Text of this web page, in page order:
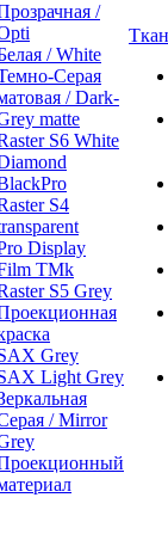
/
/ White
Серая
/ Dark-
matte
S6 White
S4
Display
ТМk
S5 Grey
Grey
Light Grey
/ Mirror